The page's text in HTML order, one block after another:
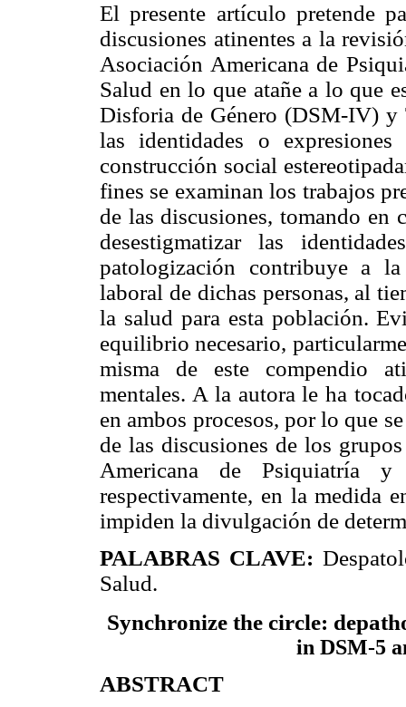
El presente artículo pretende
discusiones atinentes a la
Asociación Americana de
Salud en lo que atañe a lo que
Disforia de Género (DSM-IV) y
las identidades o
construcción social
fines se examinan los trabajos
de las discusiones, tomando en
desestigmatizar las
patologización contribuye a
laboral de dichas personas, al
la salud para esta población.
equilibrio necesario,
misma de este compendio
mentales. A la autora le ha
en ambos procesos, por lo que
de las discusiones de los
Americana de Psiquiatría
respectivamente, en la medida
impiden la divulgación de
PALABRAS CLAVE:
Salud.
Synchronize the circle:
in DSM-5
ABSTRACT